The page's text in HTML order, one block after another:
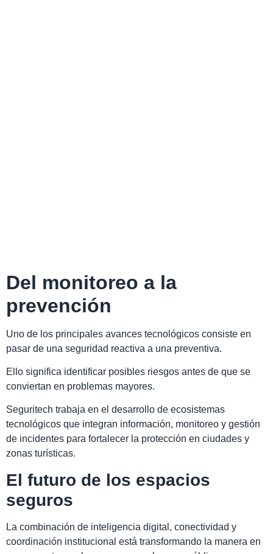
Del monitoreo a la
prevención
Uno de los principales avances tecnológicos consiste en
pasar de una seguridad reactiva a una preventiva.
Ello significa identificar posibles riesgos antes de que se
conviertan en problemas mayores.
Seguritech trabaja en el desarrollo de ecosistemas
tecnológicos que integran información, monitoreo y gestión
de incidentes para fortalecer la protección en ciudades y
zonas turísticas.
El futuro de los espacios
seguros
La combinación de inteligencia digital, conectividad y
coordinación institucional está transformando la manera en